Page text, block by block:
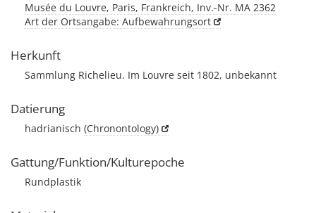
Musée du Louvre, Paris, Frankreich, Inv.-Nr. MA 2362
Art der Ortsangabe: Aufbewahrungsort
Herkunft
Sammlung Richelieu. Im Louvre seit 1802, unbekannt
Datierung
hadrianisch (Chronontology)
Gattung/Funktion/Kulturepoche
Rundplastik